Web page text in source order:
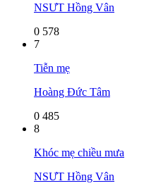
NSƯT Hồng Vân
0 578
7
Tiễn mẹ
Hoàng Đức Tâm
0 485
8
Khóc mẹ chiều mưa
NSƯT Hồng Vân